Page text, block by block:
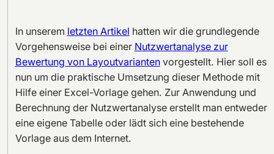
In unserem letzten Artikel hatten wir die grundlegende
Vorgehensweise bei einer Nutzwertanalyse zur
Bewertung von Layoutvariantenvorgestellt. Hier soll es
nun um die praktische Umsetzung dieser Methode mit
Hilfe einer Excel-Vorlage gehen. Zur Anwendung und
Berechnung der Nutzwertanalyse erstellt man entweder
eine eigene Tabelle oder lädt sich eine bestehende
Vorlage aus dem Internet.